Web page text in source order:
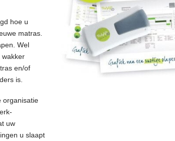
hoe u
matras.
Wel
wakker
en/of
is.
organisatie
uw
u slaapt